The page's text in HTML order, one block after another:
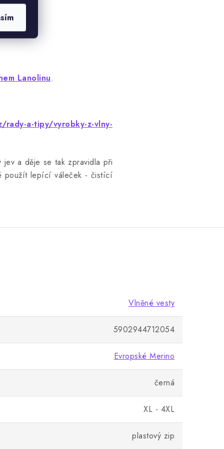
Lanolinu.
rady-a-tipy/vyrobky-z-vlny-
jev a děje se tak zpravidla při
použít lepící váleček - čistící
Vlněné vesty
5902944712054
Evropské Merino
černá
XL - 4XL
plastový zip